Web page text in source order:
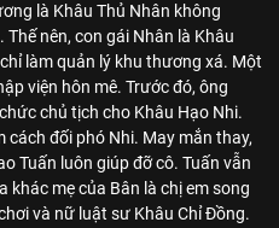
là Khâu Thủ Nhân không
nên, con gái Nhân là Khâu
làm quản lý khu thương xá. Một
viện hôn mê. Trước đó, ông
chủ tịch cho Khâu Hạo Nhi.
cách đối phó Nhi. May mắn thay,
Tuấn luôn giúp đỡ cô. Tuấn vẫn
khác mẹ của Bân là chị em song
và nữ luật sư Khâu Chỉ Đồng.